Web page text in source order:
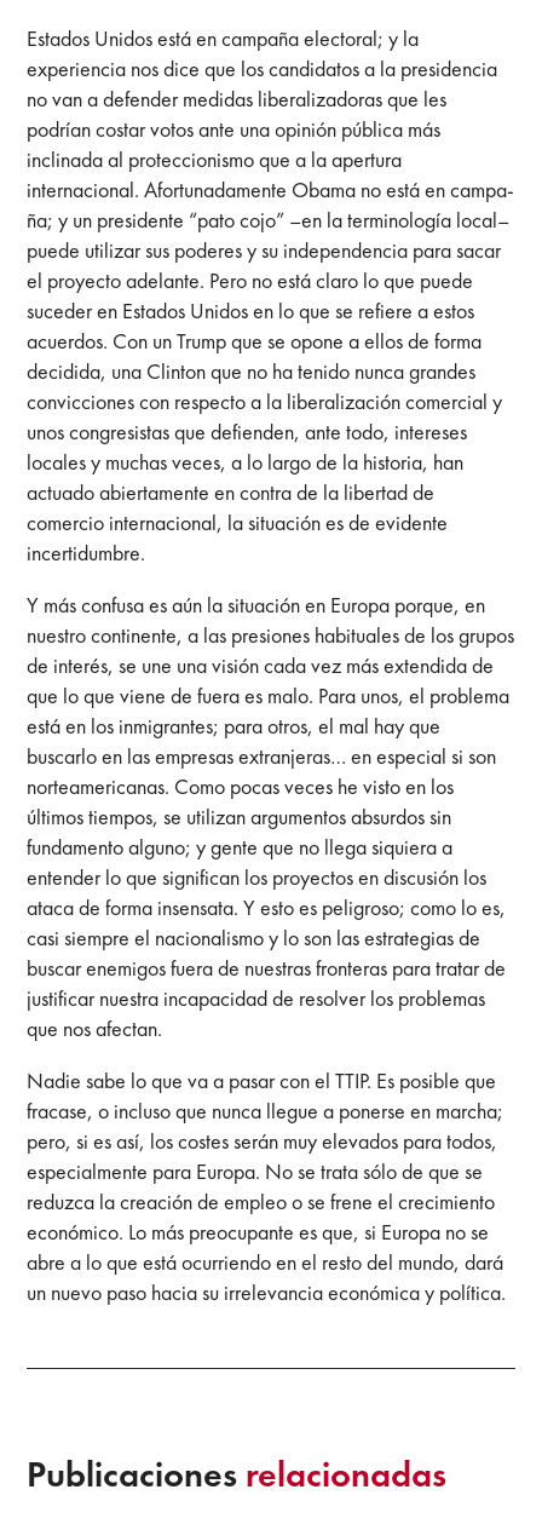
Estados Unidos está en campaña electoral; y la
experiencia nos dice que los candidatos a la presidencia
no van a defender medidas liberalizadoras que les
podrían costar votos ante una opinión pública más
inclinada al proteccionismo que a la apertura
internacional. Afortunadamente Obama no está en campa-
ña; y un presidente “pato cojo” –en la terminología local–
puede utilizar sus poderes y su independencia para sacar
el proyecto adelante. Pero no está claro lo que puede
suceder en Estados Unidos en lo que se refiere a estos
acuerdos. Con un Trump que se opone a ellos de forma
decidida, una Clinton que no ha tenido nunca grandes
convicciones con respecto a la liberalización comercial y
unos congresistas que defienden, ante todo, intereses
locales y muchas veces, a lo largo de la historia, han
actuado abiertamente en contra de la libertad de
comercio internacional, la situación es de evidente
incertidumbre.
Y más confusa es aún la situación en Europa porque, en
nuestro continente, a las presiones habituales de los grupos
de interés, se une una visión cada vez más extendida de
que lo que viene de fuera es malo. Para unos, el problema
está en los inmigrantes; para otros, el mal hay que
buscarlo en las empresas extranjeras… en especial si son
norteamericanas. Como pocas veces he visto en los
últimos tiempos, se utilizan argumentos absurdos sin
fundamento alguno; y gente que no llega siquiera a
entender lo que significan los proyectos en discusión los
ataca de forma insensata. Y esto es peligroso; como lo es,
casi siempre el nacionalismo y lo son las estrategias de
buscar enemigos fuera de nuestras fronteras para tratar de
justificar nuestra incapacidad de resolver los problemas
que nos afectan.
Nadie sabe lo que va a pasar con el TTIP. Es posible que
fracase, o incluso que nunca llegue a ponerse en marcha;
pero, si es así, los costes serán muy elevados para todos,
especialmente para Europa. No se trata sólo de que se
reduzca la creación de empleo o se frene el crecimiento
económico. Lo más preocupante es que, si Europa no se
abre a lo que está ocurriendo en el resto del mundo, dará
un nuevo paso hacia su irrelevancia económica y política.
Publicaciones relacionadas